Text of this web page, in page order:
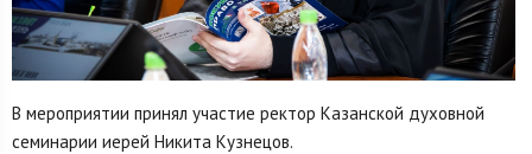
В мероприятии принял участие ректор Казанской духовной
семинарии иерей Никита Кузнецов.